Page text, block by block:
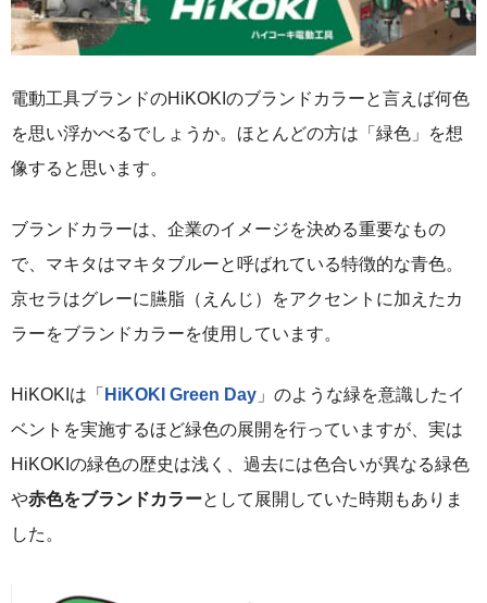
電動工具ブランドのHiKOKIのブランドカラーと言えば何色
を思い浮かべるでしょうか。ほとんどの方は「緑色」を想
像すると思います。
ブランドカラーは、企業のイメージを決める重要なもの
で、マキタはマキタブルーと呼ばれている特徴的な青色。
京セラはグレーに臙脂（えんじ）をアクセントに加えたカ
ラーをブランドカラーを使用しています。
HiKOKIは「 HiKOKI Green Day 」のような緑を意識したイ
ベントを実施するほど緑色の展開を行っていますが、実は
HiKOKIの緑色の歴史は浅く、過去には色合いが異なる緑色
や赤色をブランドカラーとして展開していた時期もありま
した。